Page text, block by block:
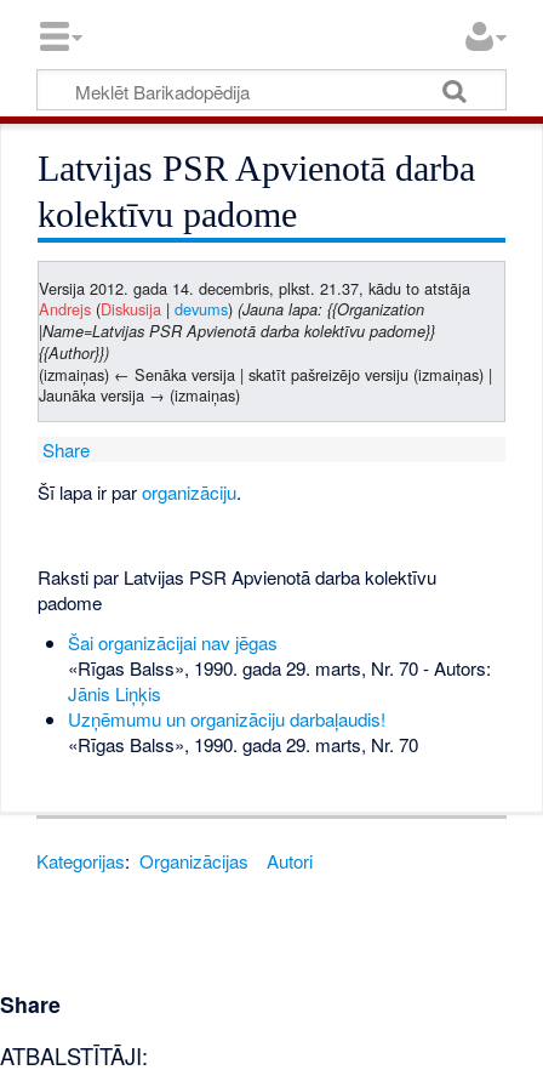
Latvijas PSR Apvienotā darba
kolektīvu padome
Versija 2012. gada 14. decembris, plkst. 21.37, kādu to atstāja
Andrejs (Diskusija |devums) (Jauna lapa: {{Organization
|Name=Latvijas PSR Apvienotā darba kolektīvu padome}}
{{Author}})
(izmaiņas) ← Senāka versija | skatīt pašreizējo versiju (izmaiņas) |
Jaunāka versija → (izmaiņas)
Share
Šī lapa ir parorganizāciju.
Raksti par Latvijas PSR Apvienotā darba kolektīvu
padome
Šai organizācijai nav jēgas
«Rīgas Balss», 1990. gada 29. marts, Nr. 70- Autors:
Jānis Liņķis
Uzņēmumu un organizāciju darbaļaudis!
«Rīgas Balss», 1990. gada 29. marts, Nr. 70
Kategorijas: Organizācijas Autori
Share
ATBALSTĪTĀJI: